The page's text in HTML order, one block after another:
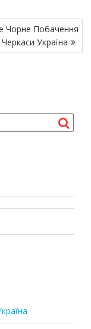
Чорне Побачення
Черкаси Україна